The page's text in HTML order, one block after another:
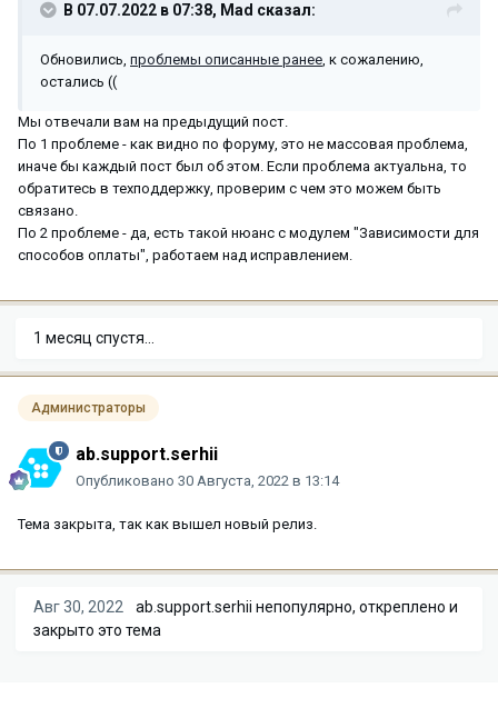
В 07.07.2022 в 07:38, Mad сказал:
Обновились, проблемы описанные ранее, к сожалению,
остались ((
Мы отвечали вам на предыдущий пост.
По 1 проблеме - как видно по форуму, это не массовая проблема,
иначе бы каждый пост был об этом. Если проблема актуальна, то
обратитесь в техподдержку, проверим с чем это можем быть
связано.
По 2 проблеме - да, есть такой нюанс с модулем "Зависимости для
способов оплаты", работаем над исправлением.
1 месяц спустя...
Администраторы
ab.support.serhii
Опубликовано 30 Августа, 2022 в 13:14
Тема закрыта, так как вышел новый релиз.
Авг 30, 2022 ab.support.serhii непопулярно, откреплено и
закрыто это тема